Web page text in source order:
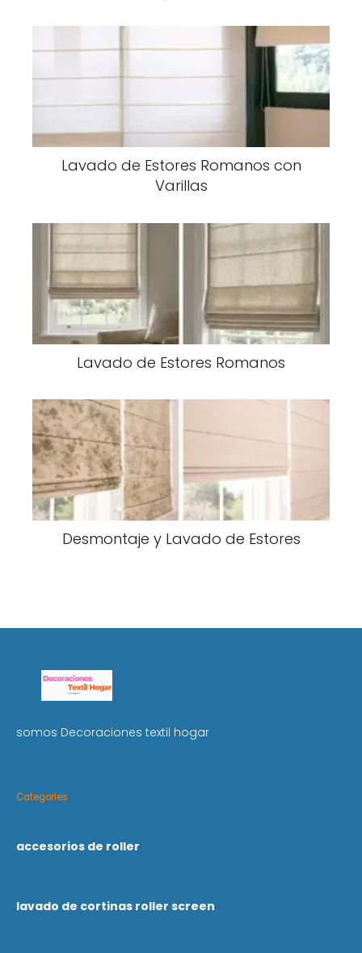
Lavado de Estores Romanos con
Varillas
Lavado de Estores Romanos
Desmontaje y Lavado de Estores
somos Decoraciones textil hogar
Categories
accesorios de roller
lavado de cortinas roller screen